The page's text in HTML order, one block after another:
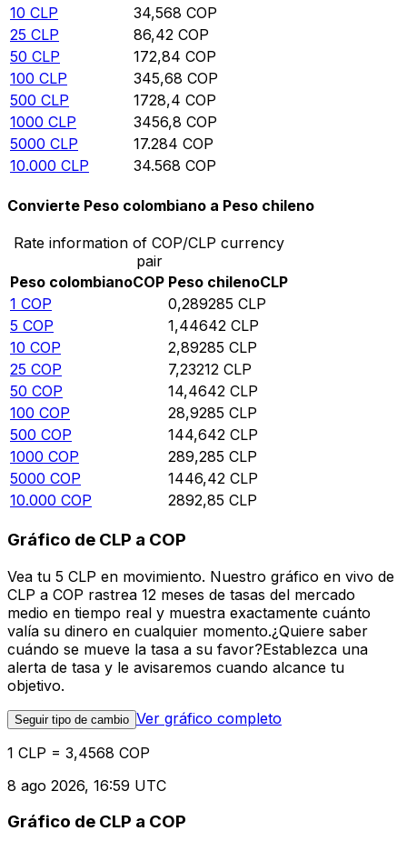
10 CLP 34,568 COP
25 CLP 86,42 COP
50 CLP 172,84 COP
100 CLP 345,68 COP
500 CLP 1728,4 COP
1000 CLP 3456,8 COP
5000 CLP 17.284 COP
10.000 CLP 34.568 COP
Convierte Peso colombiano a Peso chileno
Rate information of COP/CLP currency
pair
Peso colombianoCOP Peso chilenoCLP
1 COP 0,289285 CLP
5 COP 1,44642 CLP
10 COP 2,89285 CLP
25 COP 7,23212 CLP
50 COP 14,4642 CLP
100 COP 28,9285 CLP
500 COP 144,642 CLP
1000 COP 289,285 CLP
5000 COP 1446,42 CLP
10.000 COP 2892,85 CLP
Gráfico de CLP a COP
Vea tu 5 CLP en movimiento. Nuestro gráfico en vivo de
CLP a COP rastrea 12 meses de tasas del mercado
medio en tiempo real y muestra exactamente cuánto
valía su dinero en cualquier momento.¿Quiere saber
cuándo se mueve la tasa a su favor?Establezca una
alerta de tasa y le avisaremos cuando alcance tu
objetivo.
Seguir tipo de cambio Ver gráfico completo
1 CLP = 3,4568 COP
8 ago 2026, 16:59 UTC
Gráfico de CLP a COP